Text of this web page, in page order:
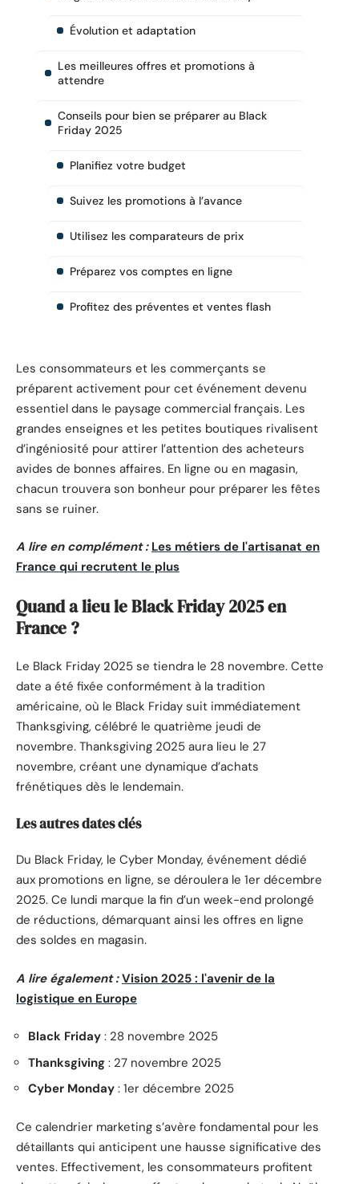
Évolution et adaptation
Les meilleures offres et promotions à
attendre
Conseils pour bien se préparer au Black
Friday 2025
Planifiez votre budget
Suivez les promotions à l’avance
Utilisez les comparateurs de prix
Préparez vos comptes en ligne
Profitez des préventes et ventes flash
Les consommateurs et les commerçants se
préparent activement pour cet événement devenu
essentiel dans le paysage commercial français. Les
grandes enseignes et les petites boutiques rivalisent
d’ingéniosité pour attirer l’attention des acheteurs
avides de bonnes affaires. En ligne ou en magasin,
chacun trouvera son bonheur pour préparer les fêtes
sans se ruiner.
A lire en complément : Les métiers de l'artisanat en
France qui recrutent le plus
Quand a lieu le Black Friday 2025 en
France ?
Le Black Friday 2025 se tiendra le 28 novembre. Cette
date a été fixée conformément à la tradition
américaine, où le Black Friday suit immédiatement
Thanksgiving, célébré le quatrième jeudi de
novembre. Thanksgiving 2025 aura lieu le 27
novembre, créant une dynamique d’achats
frénétiques dès le lendemain.
Les autres dates clés
Du Black Friday, le Cyber Monday, événement dédié
aux promotions en ligne, se déroulera le 1er décembre
2025. Ce lundi marque la fin d’un week-end prolongé
de réductions, démarquant ainsi les offres en ligne
des soldes en magasin.
A lire également : Vision 2025 : l'avenir de la
logistique en Europe
Black Friday : 28 novembre 2025
Thanksgiving : 27 novembre 2025
Cyber Monday : 1er décembre 2025
Ce calendrier marketing s’avère fondamental pour les
détaillants qui anticipent une hausse significative des
ventes. Effectivement, les consommateurs profitent